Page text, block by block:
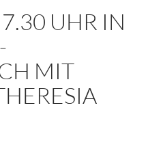
UHR IN
MIT